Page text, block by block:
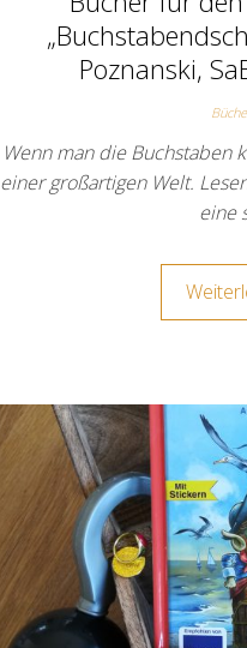
Poznanski,
Wenn man die Buchstaben
einer großartigen Welt.
eine